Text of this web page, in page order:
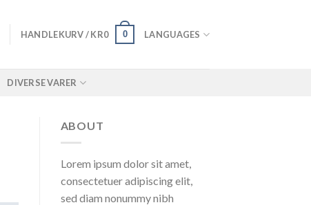
HANDLEKURV /KR0 0 LANGUAGES
DIVERSE VARER
ABOUT
Lorem ipsum dolor sit amet,
consectetuer adipiscing elit,
sed diam nonummy nibh